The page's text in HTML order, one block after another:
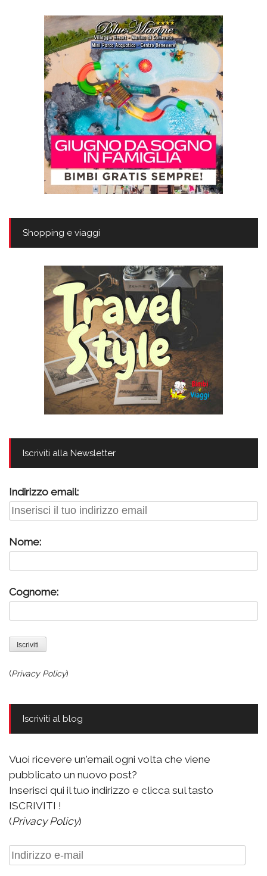
Shopping e viaggi
Iscriviti alla Newsletter
Indirizzo email:
Nome:
Cognome:
(Privacy Policy)
Iscriviti al blog
Vuoi ricevere un'email ogni volta che viene
pubblicato un nuovo post?
Inserisci qui il tuo indirizzo e clicca sul tasto
ISCRIVITI !
(Privacy Policy)
Indirizzo
e-